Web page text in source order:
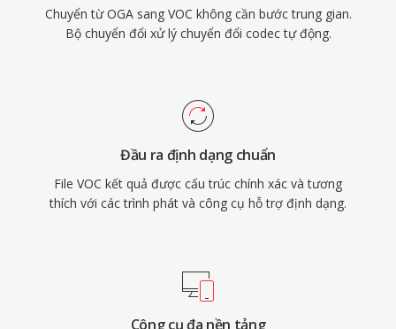
Chuyển từ OGA sang VOC không cần bước trung gian.
Bộ chuyển đổi xử lý chuyển đổi codec tự động.
Đầu ra định dạng chuẩn
File VOC kết quả được cấu trúc chính xác và tương
thích với các trình phát và công cụ hỗ trợ định dạng.
Công cụ đa nền tảng